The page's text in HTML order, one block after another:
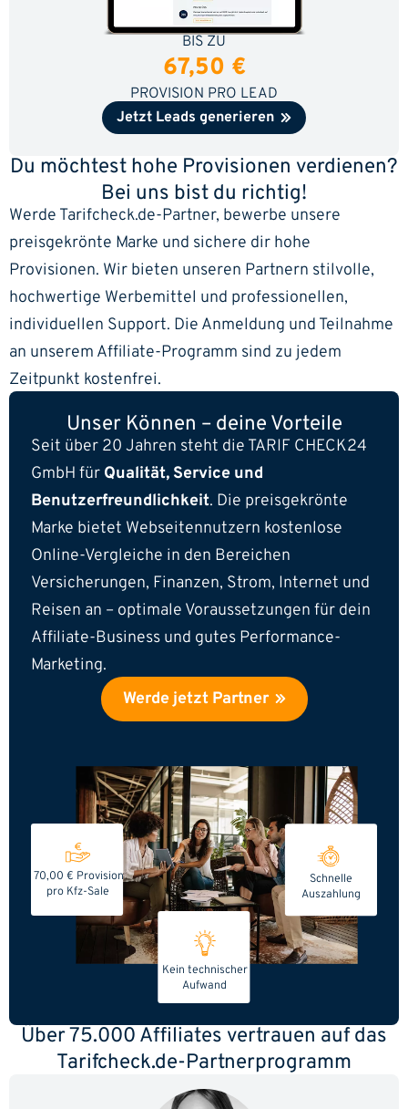
BIS ZU
67,50 €
PROVISION PRO LEAD
Jetzt Leads generieren
Du möchtest hohe Provisionen verdienen?
Bei uns bist du richtig!
Werde Tarifcheck.de-Partner, bewerbe unsere
preisgekrönte Marke und sichere dir hohe
Provisionen. Wir bieten unseren Partnern stilvolle,
hochwertige Werbemittel und professionellen,
individuellen Support. Die Anmeldung und Teilnahme
an unserem Affiliate-Programm sind zu jedem
Zeitpunkt kostenfrei.
Kein technischer
Aufwand
Schnelle
Auszahlung
70,00 € Provision
pro Kfz-Sale
Unser Können –deine Vorteile
Seit über 20 Jahren steht die TARIF CHECK24
GmbH für Qualität, Service und
Benutzerfreundlichkeit. Die preisgekrönte
Marke bietet Webseitennutzern kostenlose
Online-Vergleiche in den Bereichen
Versicherungen, Finanzen, Strom, Internet und
Reisen an – optimale Voraussetzungen für dein
Affiliate-Business und gutes Performance-
Marketing.
Werde jetzt Partner
Über 75.000 Affiliates vertrauen auf das
Tarifcheck.de-Partnerprogramm